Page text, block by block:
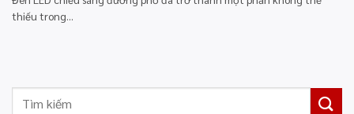
thiếu trong...